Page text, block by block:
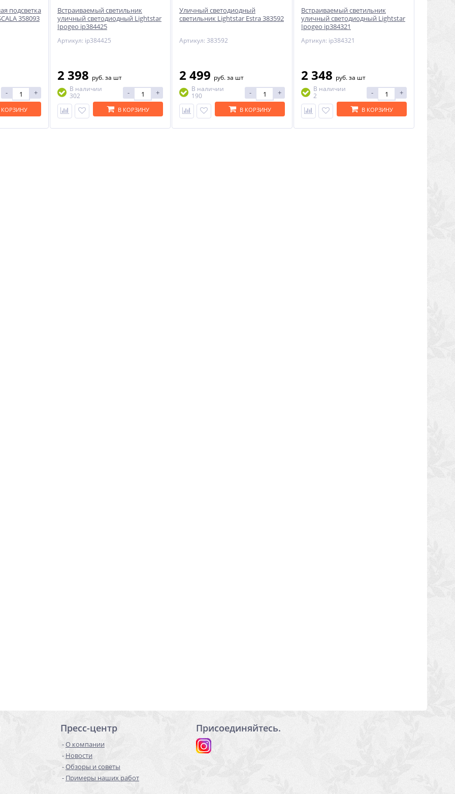
подсветка
358093
- +
КОРЗИНУ
Встраиваемый светильник
уличный светодиодный Lightstar
Ipogeo ip384425
Артикул: ip384425
2 398 руб.за шт
В наличии
302
- +
В КОРЗИНУ
Уличный светодиодный
светильник Lightstar Estra 383592
Артикул: 383592
2 499 руб.за шт
В наличии
190
- +
В КОРЗИНУ
Встраиваемый светильник
уличный светодиодный Lightstar
Ipogeo ip384321
Артикул: ip384321
2 348 руб.за шт
В наличии
2
- +
В КОРЗИНУ
Пресс-центр
О компании
Новости
Обзоры и советы
Примеры наших работ
Присоединяйтесь.